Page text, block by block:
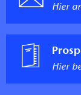
Hier
Hier